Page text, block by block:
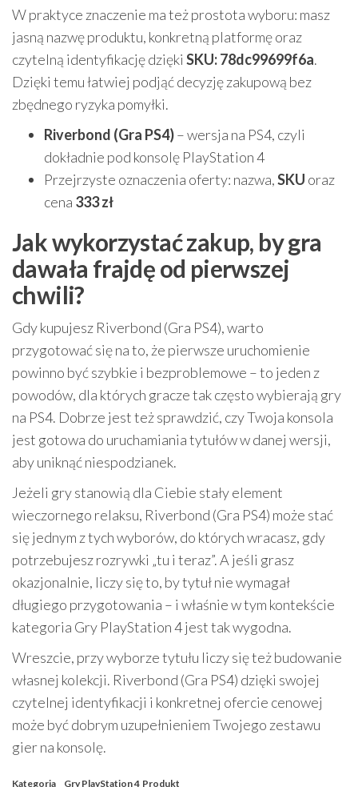
W praktyce znaczenie ma też prostota wyboru: masz
jasną nazwę produktu, konkretną platformę oraz
czytelną identyfikację dzięki SKU: 78dc99699f6a.
Dzięki temu łatwiej podjąć decyzję zakupową bez
zbędnego ryzyka pomyłki.
Riverbond (Gra PS4)– wersja na PS4, czyli
dokładnie pod konsolę PlayStation 4
Przejrzyste oznaczenia oferty: nazwa,SKU oraz
cena 333 zł
Jak wykorzystać zakup, by gra
dawała frajdę od pierwszej
chwili?
Gdy kupujesz Riverbond (Gra PS4), warto
przygotować się na to, że pierwsze uruchomienie
powinno być szybkie i bezproblemowe – to jeden z
powodów, dla których gracze tak często wybierają gry
na PS4. Dobrze jest też sprawdzić, czy Twoja konsola
jest gotowa do uruchamiania tytułów w danej wersji,
aby uniknąć niespodzianek.
Jeżeli gry stanowią dla Ciebie stały element
wieczornego relaksu, Riverbond (Gra PS4) może stać
się jednym z tych wyborów, do których wracasz, gdy
potrzebujesz rozrywki „tu i teraz”. A jeśli grasz
okazjonalnie, liczy się to, by tytuł nie wymagał
długiego przygotowania – i właśnie w tym kontekście
kategoria Gry PlayStation 4 jest tak wygodna.
Wreszcie, przy wyborze tytułu liczy się też budowanie
własnej kolekcji. Riverbond (Gra PS4) dzięki swojej
czytelnej identyfikacji i konkretnej ofercie cenowej
może być dobrym uzupełnieniem Twojego zestawu
gier na konsolę.
Kategoria Gry PlayStation 4 Produkt